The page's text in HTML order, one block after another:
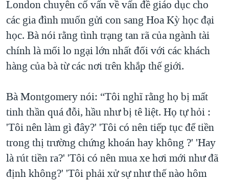
London chuyên cố vấn về vấn đề giáo dục cho
các gia đình muốn gửi con sang Hoa Kỳ học đại
học. Bà nói rằng tình trạng tan rã của ngành tài
chính là mối lo ngại lớn nhất đối với các khách
hàng của bà từ các nơi trên khắp thế giới.
Bà Montgomery nói: “Tôi nghĩ rằng họ bị mất
tinh thần quá đỗi, hầu như bị tê liệt. Họ tự hỏi :
'Tôi nên làm gì đây?' 'Tôi có nên tiếp tục để tiền
trong thị trường chứng khoán hay không ?' 'Hay
là rút tiền ra?' 'Tôi có nên mua xe hơi mới như đã
định không?' 'Tôi phải xử sự như thế nào hôm